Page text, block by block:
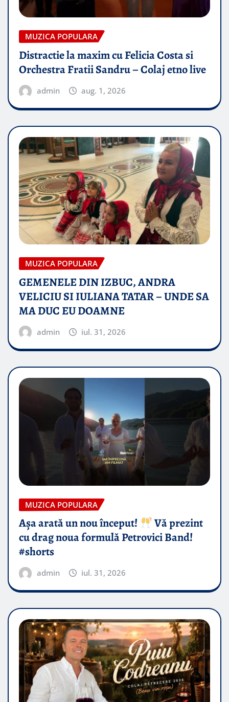
MUZICA POPULARA
Distractie la maxim cu Felicia Costa si
Orchestra Fratii Sandru – Colaj etno live
admin aug. 1, 2026
MUZICA POPULARA
GEMENELE DIN IZBUC, ANDRA
VELICIU SI IULIANA TATAR – UNDE SA
MA DUC EU DOAMNE
admin iul. 31, 2026
MUZICA POPULARA
Așa arată un nou început!
Vă prezint
cu drag noua formulă Petrovici Band!
#shorts
admin iul. 31, 2026